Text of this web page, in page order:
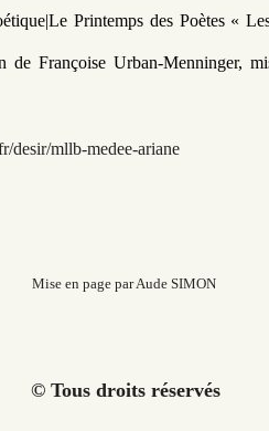
Le Printemps des Poètes «
de Françoise Urban-Menninger,
desir/mllb-medee-ariane
Mise en page par Aude SIMON
© Tous droits réservés